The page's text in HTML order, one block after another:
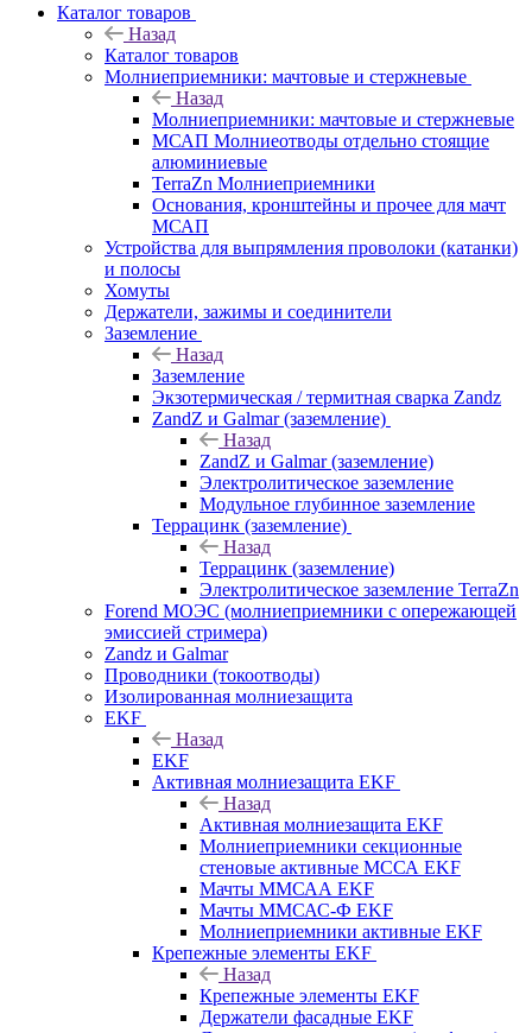
Каталог товаров
Назад
Каталог товаров
Молниеприемники: мачтовые и стержневые
Назад
Молниеприемники: мачтовые и стержневые
МСАП Молниеотводы отдельно стоящие
алюминиевые
TerraZn Молниеприемники
Основания, кронштейны и прочее для мачт
МСАП
Устройства для выпрямления проволоки (катанки)
и полосы
Хомуты
Держатели, зажимы и соединители
Заземление
Назад
Заземление
Экзотермическая / термитная сварка Zandz
ZandZ и Galmar (заземление)
Назад
ZandZ и Galmar (заземление)
Электролитическое заземление
Модульное глубинное заземление
Террацинк (заземление)
Назад
Террацинк (заземление)
Электролитическое заземление TerraZn
Forend МОЭС (молниеприемники с опережающей
эмиссией стримера)
Zandz и Galmar
Проводники (токоотводы)
Изолированная молниезащита
EKF
Назад
EKF
Активная молниезащита EKF
Назад
Активная молниезащита EKF
Молниеприемники секционные
стеновые активные МССА EKF
Мачты ММСАА EKF
Мачты ММСАС-Ф EKF
Молниеприемники активные EKF
Крепежные элементы EKF
Назад
Крепежные элементы EKF
Держатели фасадные EKF